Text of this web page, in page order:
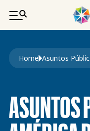
PASAR AL
Ruta de
Home
ASUNTOS